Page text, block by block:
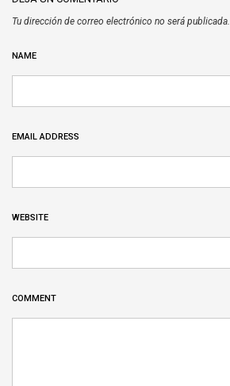
Tu dirección de correo electrónico no será publicada.
NAME
EMAIL ADDRESS
WEBSITE
COMMENT